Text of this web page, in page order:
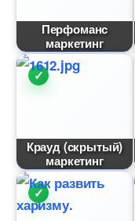
Перфоманс
маркетин
Крауд (скрытый)
маркетин